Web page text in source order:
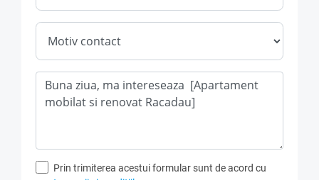
inchirierea unui apartament in acest imobil nou .
Pret inchiriere : 550 Euro/luna .
Conditii si Modalitate de plata : se solicita contract
garantat minim 12 luni, chiria in avans pe prima luna si
contravaloarea unei chirii drept garantie pentru buna
interiorul spatiului inchiriat .
Prin trimiterea acestui formular sunt de acord cu